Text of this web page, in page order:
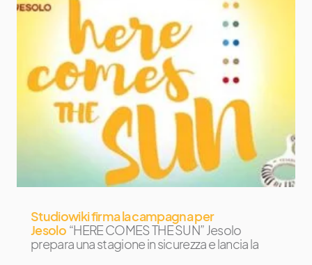
Studiowiki firma la campagna per
Jesolo “HERE COMES THE SUN” Jesolo
prepara una stagione in sicurezza e lancia la